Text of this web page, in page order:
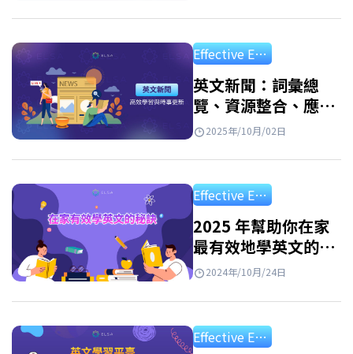
單字版本 英文雜誌推薦合集（國際版） 以下推
薦含有英文雜誌免費線上看版，可隨時觀看，
方便又省時間。 New Scientist –…
Effective English Study
英文新聞：詞彙總
覽、資源整合、應用
與高效學習方法
2025年/10月/02日
Effective English Study
2025 年幫助你在家
最有效地學英文的秘
訣2024年/10月/24日
Effective English Study